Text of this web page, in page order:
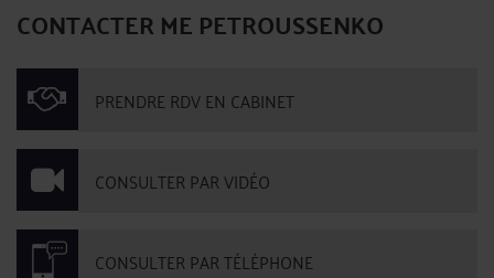
CONTACTER ME PETROUSSENKO
PRENDRE RDV EN CABINET
CONSULTER PAR VIDÉO
CONSULTER PAR TÉLÉPHONE